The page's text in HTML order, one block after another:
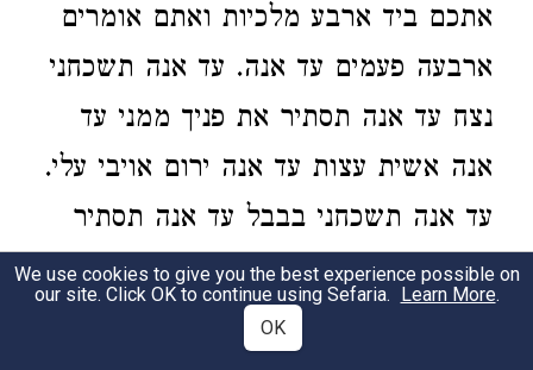
אתכם ביד ארבע מלכיות ואתם אומרים
ארבעה פעמים עד אנה. עד אנה תשכחני
נצח עד אנה תסתיר את פניך ממני עד
אנה אשית עצות עד אנה ירום אויבי עלי.
עד אנה תשכחני בבבל עד אנה תסתיר
במדי עד אנה אשית ביון עד אנה ירום
We use cookies to give you the best experience possible on
our site. Click OK to continue using Sefaria. Learn More.
OK